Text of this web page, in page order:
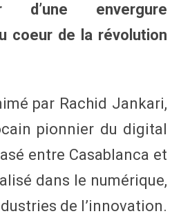
d’une envergure
coeur de la révolution
par Rachid Jankari,
pionnier du digital
entre Casablanca et
dans le numérique,
de l’innovation.